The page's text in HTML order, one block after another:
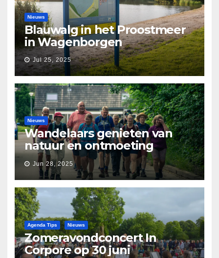
Nieuws
Blauwalg in het Proostmeer
in Wagenborgen
Jul 25, 2025
Nieuws
Wandelaars genieten van
natuur en ontmoeting
tijdens Etapperonde
Pronkjewailpad
Jun 28, 2025
Agenda Tips Nieuws
Zomeravondconcert In
Corpore op 30 juni